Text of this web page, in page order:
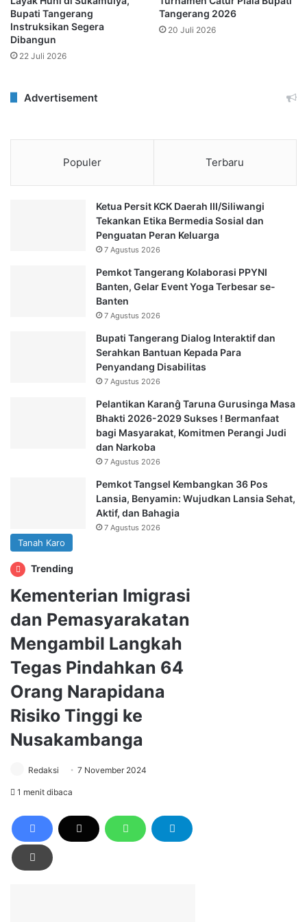
Bupati Tangerang
Instruksikan Segera
Dibangun
22 Juli 2026
Tangerang 2026
20 Juli 2026
Advertisement
Populer Terbaru
Ketua Persit KCK Daerah III/Siliwangi
Tekankan Etika Bermedia Sosial dan
Penguatan Peran Keluarga
7 Agustus 2026
Pemkot Tangerang Kolaborasi PPYNI
Banten, Gelar Event Yoga Terbesar se-
Banten
7 Agustus 2026
Bupati Tangerang Dialog Interaktif dan
Serahkan Bantuan Kepada Para
Penyandang Disabilitas
7 Agustus 2026
Pelantikan Karanĝ Taruna Gurusinga Masa
Bhakti 2026-2029 Sukses ! Bermanfaat
bagi Masyarakat, Komitmen Perangi Judi
dan Narkoba
7 Agustus 2026
Pemkot Tangsel Kembangkan 36 Pos
Lansia, Benyamin: Wujudkan Lansia Sehat,
Aktif, dan Bahagia
7 Agustus 2026